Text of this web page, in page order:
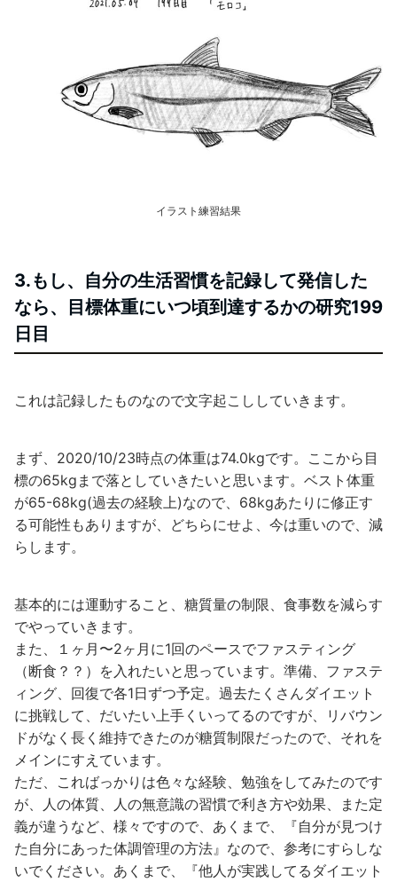
イラスト練習結果
3.もし、自分の生活習慣を記録して発信した
なら、目標体重にいつ頃到達するかの研究199
日目
これは記録したものなので文字起こししていきます。
まず、2020/10/23時点の体重は74.0kgです。ここから目
標の65kgまで落としていきたいと思います。ベスト体重
が65-68kg(過去の経験上)なので、68kgあたりに修正す
る可能性もありますが、どちらにせよ、今は重いので、減
らします。
基本的には運動すること、糖質量の制限、食事数を減らす
でやっていきます。
また、１ヶ月〜2ヶ月に1回のペースでファスティング
（断食？？）を入れたいと思っています。準備、ファステ
ィング、回復で各1日ずつ予定。過去たくさんダイエット
に挑戦して、だいたい上手くいってるのですが、リバウン
ドがなく長く維持できたのが糖質制限だったので、それを
メインにすえています。
ただ、こればっかりは色々な経験、勉強をしてみたのです
が、人の体質、人の無意識の習慣で利き方や効果、また定
義が違うなど、様々ですので、あくまで、『自分が見つけ
た自分にあった体調管理の方法』なので、参考にすらしな
いでください。あくまで、『他人が実践してるダイエット